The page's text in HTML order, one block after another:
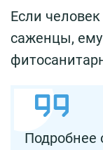
Если
саженцы,
Подробнее